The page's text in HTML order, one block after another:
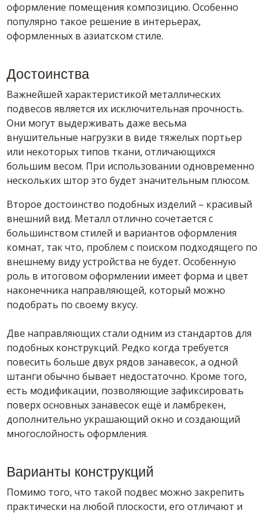
оформление помещения композицию. Особенно
популярно такое решение в интерьерах,
оформленных в азиатском стиле.
Достоинства
Важнейшей характеристикой металлических
подвесов является их исключительная прочность.
Они могут выдерживать даже весьма
внушительные нагрузки в виде тяжелых портьер
или некоторых типов ткани, отличающихся
большим весом. При использовании одновременно
нескольких штор это будет значительным плюсом.
Второе достоинство подобных изделий – красивый
внешний вид. Металл отлично сочетается с
большинством стилей и вариантов оформления
комнат, так что, проблем с поиском подходящего по
внешнему виду устройства не будет. Особенную
роль в итоговом оформлении имеет форма и цвет
наконечника направляющей, который можно
подобрать по своему вкусу.
Две направляющих стали одним из стандартов для
подобных конструкций. Редко когда требуется
повесить больше двух рядов занавесок, а одной
штанги обычно бывает недостаточно. Кроме того,
есть модификации, позволяющие зафиксировать
поверх основных занавесок ещё и ламбрекен,
дополнительно украшающий окно и создающий
многослойность оформления.
Варианты конструкций
Помимо того, что такой подвес можно закрепить
практически на любой плоскости, его отличают и